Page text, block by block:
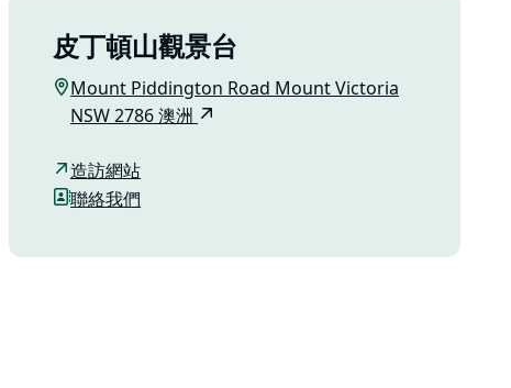
皮丁頓山觀景台
Mount Piddington Road Mount Victoria
NSW 2786 澳洲
造訪網站
聯絡我們